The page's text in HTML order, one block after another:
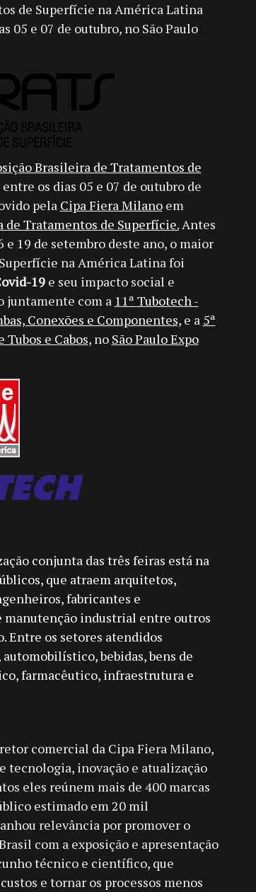
de Superfície na América Latina
05 e 07 de outubro, no São Paulo
Brasileira de Tratamentos de
os dias 05 e 07 de outubro de
pela Cipa Fiera Milanoem
de Tratamentos de Superfície.Antes
19 de setembro deste ano, o maior
na América Latina foi
19e seu impacto social e
juntamente com a 11ª Tubotech -
Conexões e Componentes,e a 5ª
e Cabos, no São Paulo Expo
conjunta das três feiras está na
que atraem arquitetos,
fabricantes e
manutenção industrial entre outros
Entre os setores atendidos
bebidas, bens de
farmacêutico, infraestrutura e
comercial da Cipa Fiera Milano,
tecnologia, inovação e atualização
eles reúnem mais de 400 marcas
estimado em 20 mil
relevância por promover o
com a exposição e apresentação
técnico e científico, que
e tornar os processos menos